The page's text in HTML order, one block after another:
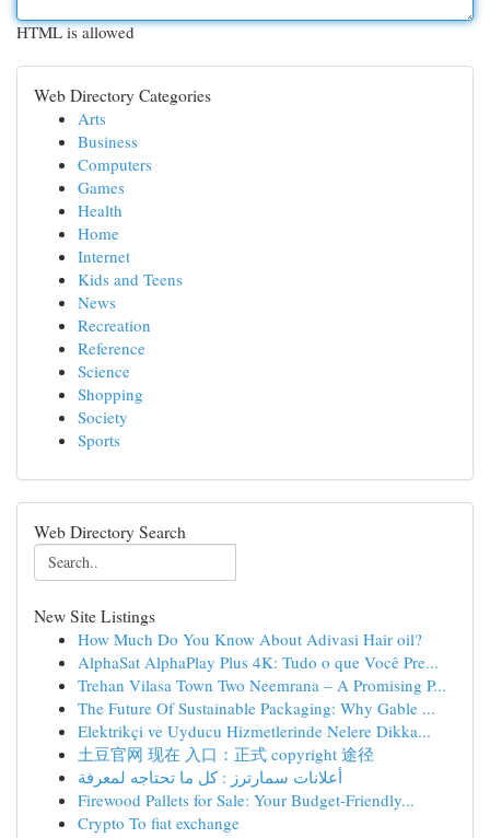
HTML is allowed
Web Directory Categories
Arts
Business
Computers
Games
Health
Home
Internet
Kids and Teens
News
Recreation
Reference
Science
Shopping
Society
Sports
Web Directory Search
New Site Listings
How Much Do You Know About Adivasi Hair oil?
AlphaSat AlphaPlay Plus 4K: Tudo o que Você Pre...
Trehan Vilasa Town Two Neemrana – A Promising P...
The Future Of Sustainable Packaging: Why Gable ...
Elektrikçi ve Uyducu Hizmetlerinde Nelere Dikka...
土豆官网 现在 入口：正式 copyright 途径
أعلانات سمارترز : كل ما تحتاجه لمعرفة
Firewood Pallets for Sale: Your Budget-Friendly...
Crypto To fiat exchange